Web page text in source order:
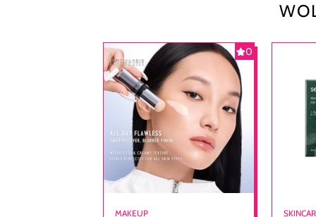
0
MAKEUP